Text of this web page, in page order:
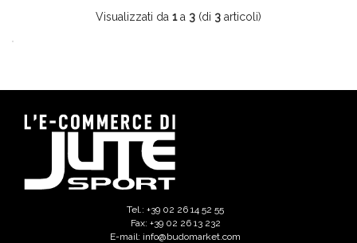
Visualizzati da 1a 3 (di 3 articoli)
Tel.: +39 02 26 14 52 55
Fax: +39 02 26 13 232
E-mail: info@budomarket.com